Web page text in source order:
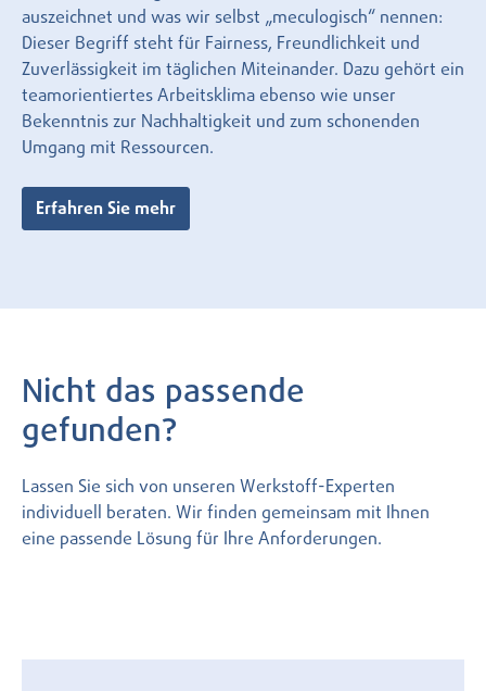
auszeichnet und was wir selbst „meculogisch“ nennen:
Dieser Begriff steht für Fairness, Freundlichkeit und
Zuverlässigkeit im täglichen Miteinander. Dazu gehört ein
teamorientiertes Arbeitsklima ebenso wie unser
Bekenntnis zur Nachhaltigkeit und zum schonenden
Umgang mit Ressourcen.
Erfahren Sie mehr
Nicht das passende
gefunden?
Lassen Sie sich von unseren Werkstoff-Experten
individuell beraten. Wir finden gemeinsam mit Ihnen
eine passende Lösung für Ihre Anforderungen.